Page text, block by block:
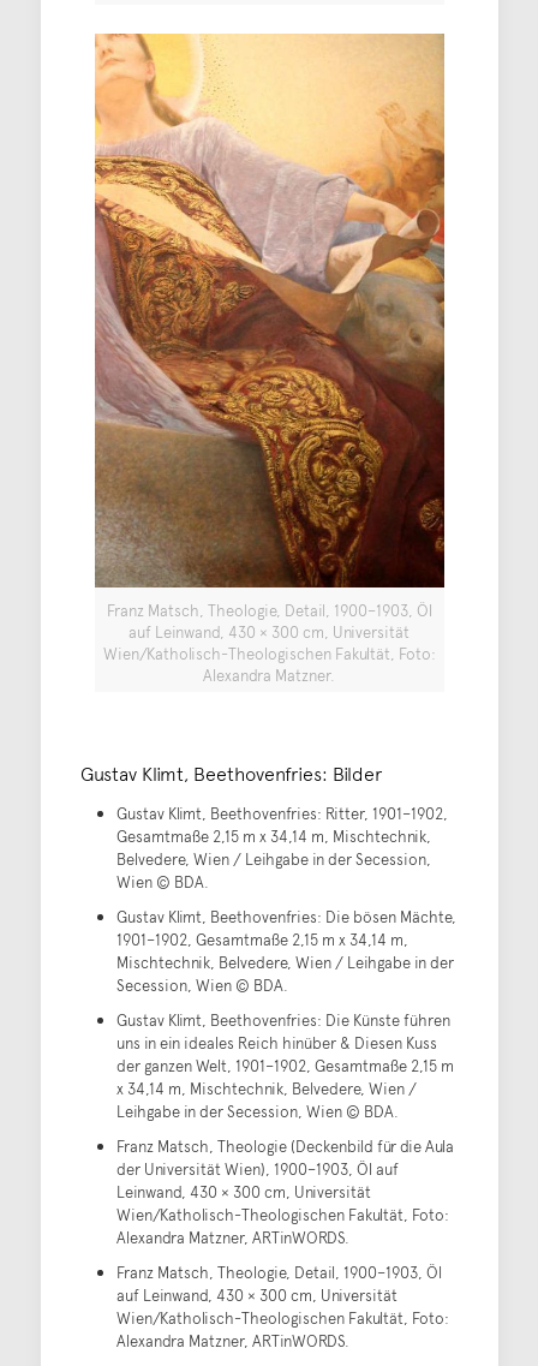
Franz Matsch, Theologie, Detail, 1900–1903, Öl
auf Leinwand, 430 × 300 cm, Universität
Wien/Katholisch-Theologischen Fakultät, Foto:
Alexandra Matzner.
Gustav Klimt, Beethovenfries: Bilder
Gustav Klimt, Beethovenfries: Ritter, 1901–1902,
Gesamtmaße 2,15 m x 34,14 m, Mischtechnik,
Belvedere, Wien / Leihgabe in der Secession,
Wien © BDA.
Gustav Klimt, Beethovenfries: Die bösen Mächte,
1901–1902, Gesamtmaße 2,15 m x 34,14 m,
Mischtechnik, Belvedere, Wien / Leihgabe in der
Secession, Wien © BDA.
Gustav Klimt, Beethovenfries: Die Künste führen
uns in ein ideales Reich hinüber & Diesen Kuss
der ganzen Welt, 1901–1902, Gesamtmaße 2,15 m
x 34,14 m, Mischtechnik, Belvedere, Wien /
Leihgabe in der Secession, Wien © BDA.
Franz Matsch, Theologie (Deckenbild für die Aula
der Universität Wien), 1900–1903, Öl auf
Leinwand, 430 × 300 cm, Universität
Wien/Katholisch-Theologischen Fakultät, Foto:
Alexandra Matzner, ARTinWORDS.
Franz Matsch, Theologie, Detail, 1900–1903, Öl
auf Leinwand, 430 × 300 cm, Universität
Wien/Katholisch-Theologischen Fakultät, Foto:
Alexandra Matzner, ARTinWORDS.